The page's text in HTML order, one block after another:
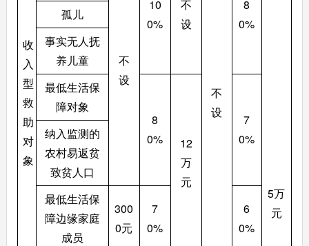
收
入
型
救
助
对
象
不
设
10
0%
不
设
不
设
8
0%
5万
元
孤儿
事实无人抚
养儿童
最低生活保
障对象
8
0%
12
万
元
7
0%
纳入监测的
农村易返贫
致贫人口
最低生活保
障边缘家庭
成员
300
0元
7
0%
6
0%